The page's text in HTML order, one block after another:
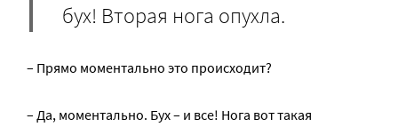
бух! Вторая нога опухла.
– Прямо моментально это происходит?
– Да, моментально. Бух – и все! Нога вот такая